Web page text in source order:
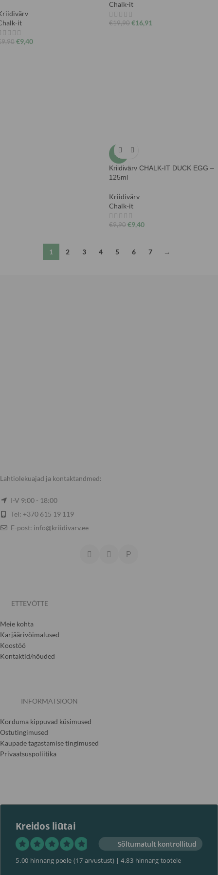
Chalk-it
€19,90 €16,91
it
9,90 €9,40
-5%
Kriidivärv CHALK-IT DUCK EGG –
125ml
Kriidivärv
Chalk-it
€9,90 €9,40
1 2 3 4 5 6 7 →
Lahtiolekuajad ja kontaktandmed:
I-V 9:00 - 18:00
Tel: +370 615 19 119
E-post: info@kriidivarv.ee
ETTEVÕTTE
Meie kohta
Karjäärivõimalused
Koostöö
Kontaktid/nõuded
INFORMATSIOON
Korduma kippuvad küsimused
Ostutingimused
Kaupade tagastamise tingimused
Privaatsuspoliitika
Kreidos liūtai
Sõltumatult kontrollitud
5.00 hinnang poele (17 arvustust)| 4.83 hinnang tootele